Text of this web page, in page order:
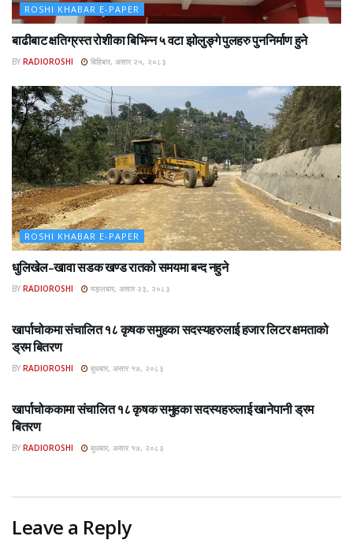
ROSHI KHABAR E-PAPER
बाढीबाट क्षतिग्रस्त रोशीका बिभिन्न ५ वटा झोलुङ्गे पुलहरु पुननिर्माण हुने
BY RADIOROSHI बिहिबार, असार २५, २०८३
ROSHI KHABAR E-PAPER
धुलिखेल–खावा सडक खण्ड रातको समयमा बन्द नहुने
BY RADIOROSHI मङ्लबार, असार २३, २०८३
खार्पाचोकमा संचालित १८ कृषक समुहका सदस्यहरुलाई हजार लिटर क्षमताको
ड्रम बितरण
BY RADIOROSHI बुधबार, असार १७, २०८३
ROSHI KHABAR E-PAPER
खार्पाचोककामा संचालित १८ कृषक समुहका सदस्यहरुलाई खानेपानी ड्रम
बितरण
BY RADIOROSHI बुधबार, असार १७, २०८३
Leave a Reply